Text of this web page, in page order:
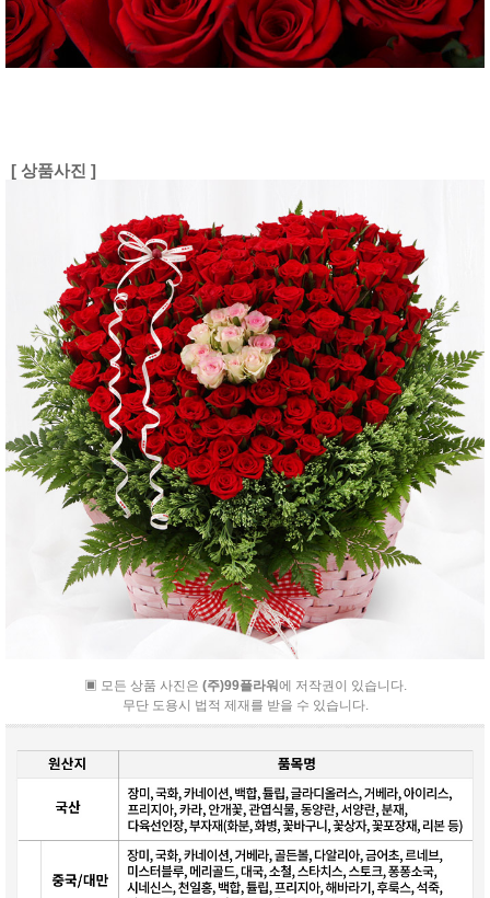
[ 상품사진 ]
▣ 모든 상품 사진은 (주)99플라워에 저작권이 있습니다.
무단 도용시 법적 제재를 받을 수 있습니다.